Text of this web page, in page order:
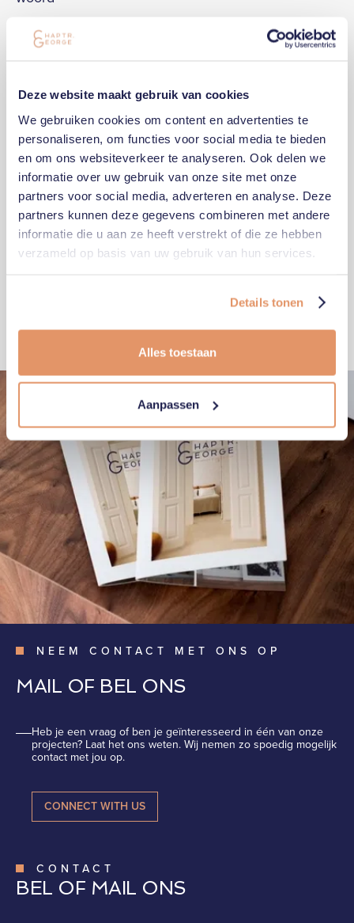
Deze website maakt gebruik van cookies
We gebruiken cookies om content en advertenties te
personaliseren, om functies voor social media te bieden
en om ons websiteverkeer te analyseren. Ook delen we
informatie over uw gebruik van onze site met onze
partners voor social media, adverteren en analyse. Deze
partners kunnen deze gegevens combineren met andere
informatie die u aan ze heeft verstrekt of die ze hebben
verzameld op basis van uw gebruik van hun services.
Details tonen
Alles toestaan
Aanpassen
Kan een wooncrisis nog worden vermeden?
NEEM CONTACT MET ONS OP
MAIL OF BEL ONS
Heb je een vraag of ben je geïnteresseerd in één van onze
projecten? Laat het ons weten. Wij nemen zo spoedig mogelijk
contact met jou op.
CONNECT WITH US
CONTACT
BEL OF MAIL ONS